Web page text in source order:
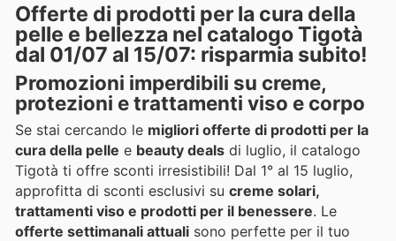
Offerte di prodotti per la cura della
pelle e bellezza nel catalogo Tigotà
dal 01/07 al 15/07: risparmia subito!
Promozioni imperdibili su creme,
protezioni e trattamenti viso e corpo
Se stai cercando le migliori offerte di prodotti per la
cura della pelle e beauty deals di luglio, il catalogo
Tigotà ti offre sconti irresistibili! Dal 1° al 15 luglio,
approfitta di sconti esclusivi su creme solari,
trattamenti viso e prodotti per il benessere. Le
offerte settimanali attuali sono perfette per il tuo